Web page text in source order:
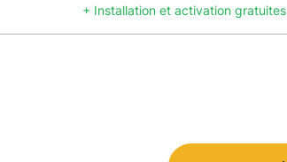
+ Installation et activation gratuites